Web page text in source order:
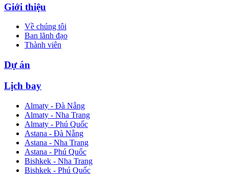
Giới thiệu
Về chúng tôi
Ban lãnh đạo
Thành viên
Dự án
Lịch bay
Almaty - Đà Nẵng
Almaty - Nha Trang
Almaty - Phú Quốc
Astana - Đà Nẵng
Astana - Nha Trang
Astana - Phú Quốc
Bishkek - Nha Trang
Bishkek - Phú Quốc